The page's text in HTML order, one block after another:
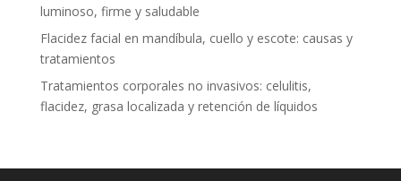
luminoso, firme y saludable
Flacidez facial en mandíbula, cuello y escote: causas y
tratamientos
Tratamientos corporales no invasivos: celulitis,
flacidez, grasa localizada y retención de líquidos